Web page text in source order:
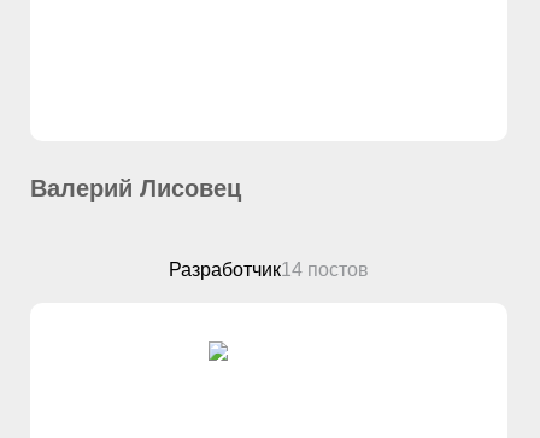
Валерий Лисовец
Разработчик14 постов